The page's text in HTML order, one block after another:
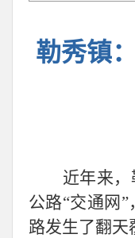
勒秀镇
近年来
公路“交通网
路发生了翻天